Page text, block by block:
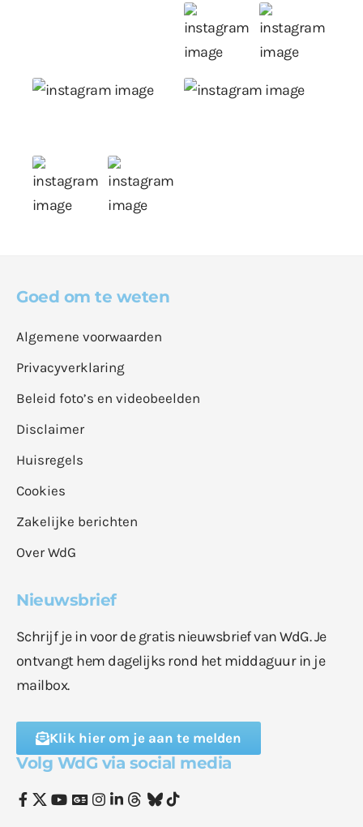
Goed om te weten
Algemene voorwaarden
Privacyverklaring
Beleid foto’s en videobeelden
Disclaimer
Huisregels
Cookies
Zakelijke berichten
Over WdG
Nieuwsbrief
Schrijf je in voor de gratis nieuwsbrief van WdG. Je
ontvangt hem dagelijks rond het middaguur in je
mailbox.
Klik hier om je aan te melden
Volg WdG via social media